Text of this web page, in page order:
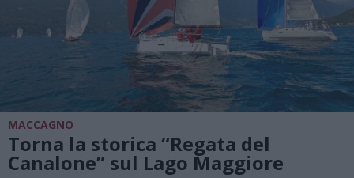
MACCAGNO
Torna la storica “Regata del
Canalone” sul Lago Maggiore